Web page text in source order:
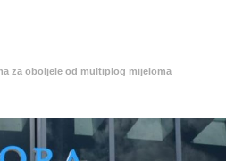
za oboljele od multiplog mijeloma